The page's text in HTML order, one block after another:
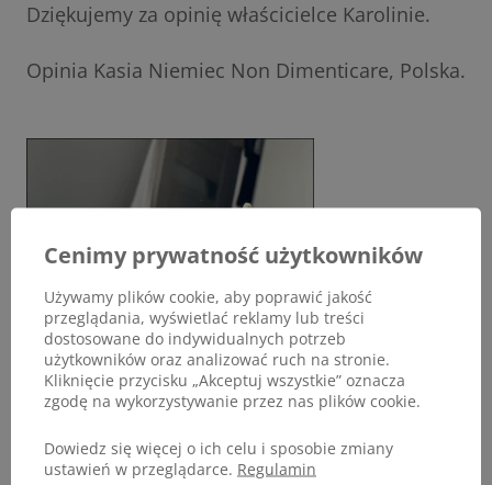
Dziękujemy za opinię właścicielce Karolinie.
Opinia Kasia Niemiec Non Dimenticare, Polska.
Cenimy prywatność użytkowników
Używamy plików cookie, aby poprawić jakość
przeglądania, wyświetlać reklamy lub treści
dostosowane do indywidualnych potrzeb
użytkowników oraz analizować ruch na stronie.
Kliknięcie przycisku „Akceptuj wszystkie” oznacza
zgodę na wykorzystywanie przez nas plików cookie.
Dowiedz się więcej o ich celu i sposobie zmiany
ustawień w przeglądarce. Regulamin